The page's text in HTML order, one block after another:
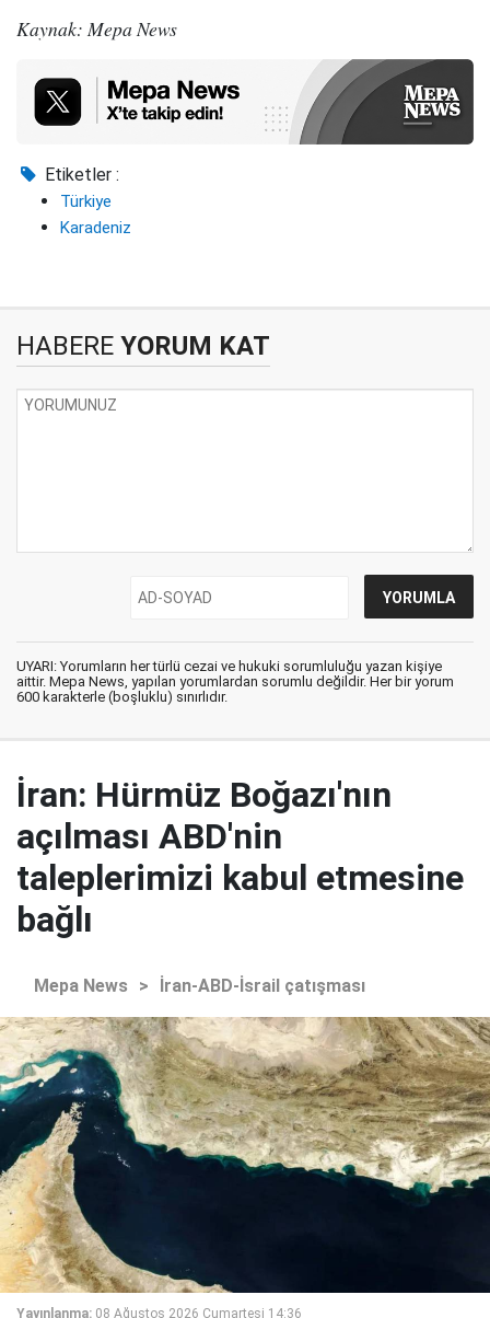
Kaynak: Mepa News
Etiketler :
Türkiye
Karadeniz
HABERE YORUM KAT
UYARI: Yorumların her türlü cezai ve hukuki sorumluluğu yazan kişiye
aittir. Mepa News, yapılan yorumlardan sorumlu değildir. Her bir yorum
600 karakterle (boşluklu) sınırlıdır.
İran: Hürmüz Boğazı'nın
açılması ABD'nin
taleplerimizi kabul etmesine
bağlı
Mepa News > İran-ABD-İsrail çatışması
Yayınlanma: 08 Ağustos 2026 Cumartesi 14:36